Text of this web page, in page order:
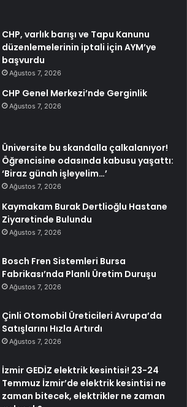
CHP, varlık barışı ve Tapu Kanunu
düzenlemelerinin iptali için AYM’ye
başvurdu
Ağustos 7, 2026
CHP Genel Merkezi’nde Gerginlik
Ağustos 7, 2026
Üniversite bu skandalla çalkalanıyor!
Öğrencisine odasında kabusu yaşattı:
‘Biraz günah işleyelim…’
Ağustos 7, 2026
Kaymakam Burak Dertlioğlu Hastane
Ziyaretinde Bulundu
Ağustos 7, 2026
Bosch Fren Sistemleri Bursa
Fabrikası’nda Planlı Üretim Duruşu
Ağustos 7, 2026
Çinli Otomobil Üreticileri Avrupa’da
Satışlarını Hızla Artırdı
Ağustos 7, 2026
İzmir GEDİZ elektrik kesintisi! 23-24
Temmuz İzmir’de elektrik kesintisi ne
zaman bitecek, elektrikler ne zaman